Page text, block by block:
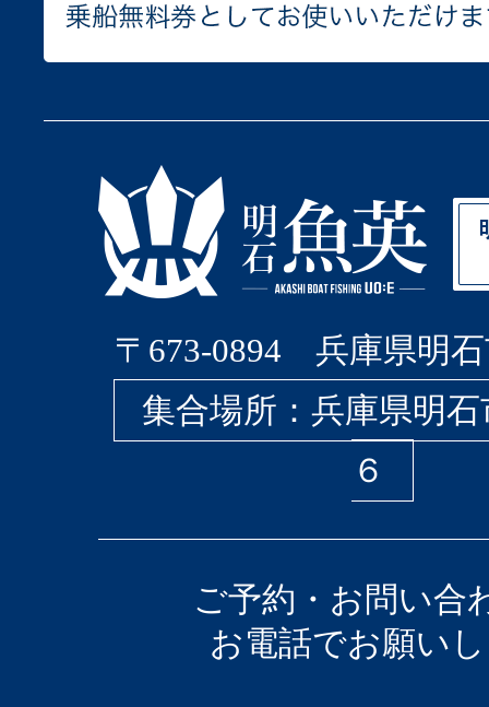
〒673-0894 兵庫県明石
集合場所：兵庫県明
６
ご予約・お問い合
お電話でお願い